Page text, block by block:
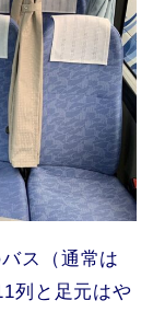
ス（通常は
列と足元はや